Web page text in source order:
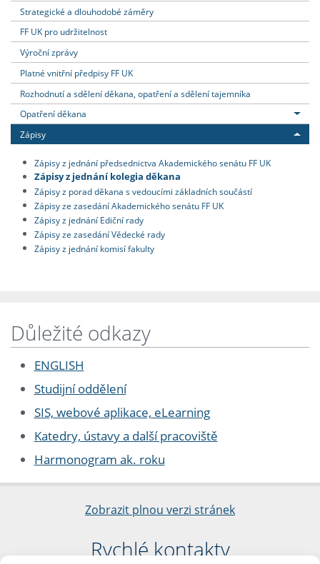
Strategické a dlouhodobé záměry
FF UK pro udržitelnost
Výroční zprávy
Platné vnitřní předpisy FF UK
Rozhodnutí a sdělení děkana, opatření a sdělení tajemníka
Opatření děkana
Zápisy
Zápisy z jednání předsednictva Akademického senátu FF UK
Zápisy z jednání kolegia děkana
Zápisy z porad děkana s vedoucími základních součástí
Zápisy ze zasedání Akademického senátu FF UK
Zápisy z jednání Ediční rady
Zápisy ze zasedání Vědecké rady
Zápisy z jednání komisí fakulty
Důležité odkazy
ENGLISH
Studijní oddělení
SIS, webové aplikace, eLearning
Katedry, ústavy a další pracoviště
Harmonogram ak. roku
Zobrazit plnou verzi stránek
Rychlé kontakty